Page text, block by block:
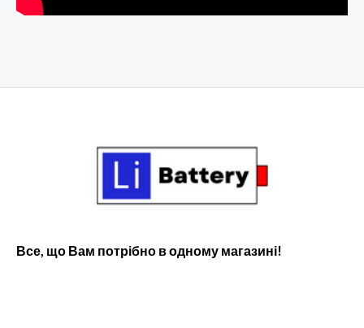
Все, що Вам потрібно в одному магазині!